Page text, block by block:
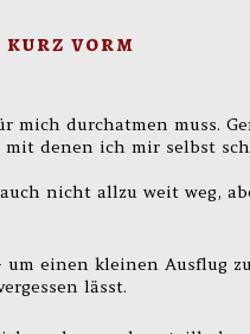
kurz vorm
mich durchatmen muss.
mit denen ich mir selbst
nicht allzu weit weg,
einen kleinen Ausflug
lässt.